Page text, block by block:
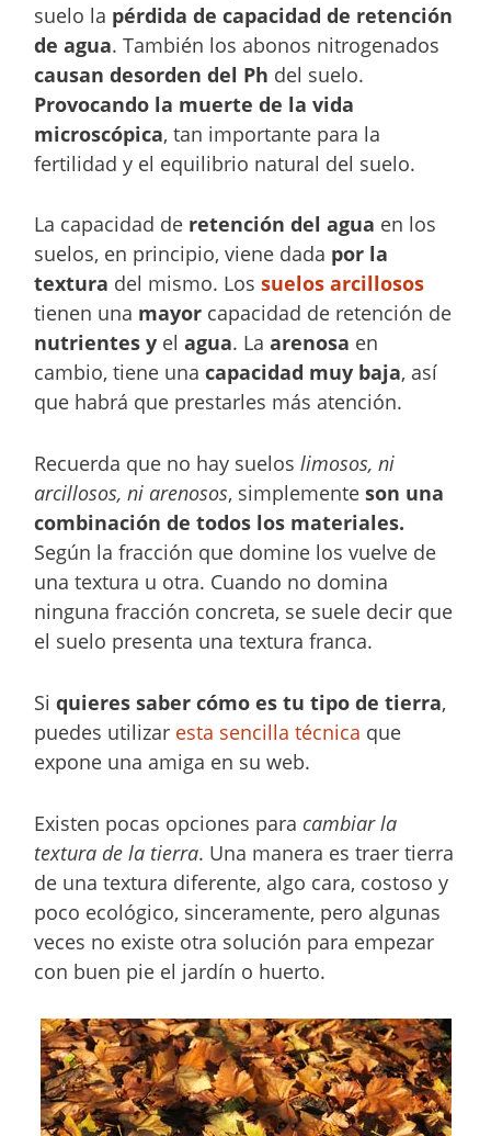
suelo la pérdida de capacidad de retención
de agua. También los abonos nitrogenados
causan desorden del Ph del suelo.
Provocando la muerte de la vida
microscópica, tan importante para la
fertilidad y el equilibrio natural del suelo.
La capacidad de retención del agua en los
suelos, en principio, viene dada por la
textura del mismo. Lossuelos arcillosos
tienen una mayor capacidad de retención de
nutrientes y elagua. Laarenosa en
cambio, tiene unacapacidad muy baja, así
que habrá que prestarles más atención.
Recuerda que no hay suelos limosos, ni
arcillosos, ni arenosos, simplementeson una
combinación de todos los materiales.
Según la fracción que domine los vuelve de
una textura u otra. Cuando no domina
ninguna fracción concreta, se suele decir que
el suelo presenta una textura franca.
Siquieres saber cómo es tu tipo de tierra,
puedes utilizar esta sencilla técnica que
expone una amiga en su web.
Existen pocas opciones para cambiar la
textura de la tierra. Una manera es traer tierra
de una textura diferente, algo cara, costoso y
poco ecológico, sinceramente, pero algunas
veces no existe otra solución para empezar
con buen pie el jardín o huerto.